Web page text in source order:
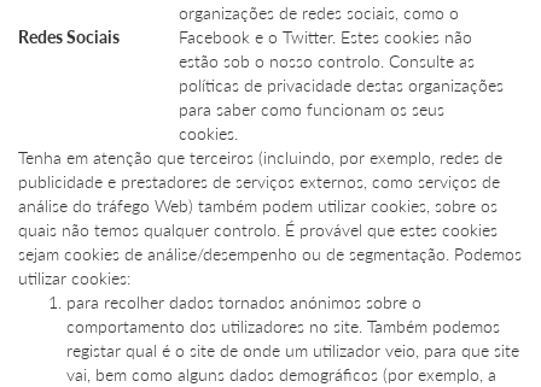
Redes Sociais
organizações de redes sociais, como o
Facebook e o Twitter. Estes cookies não
estão sob o nosso controlo. Consulte as
políticas de privacidade destas organizações
para saber como funcionam os seus
cookies.
Tenha em atenção que terceiros (incluindo, por exemplo, redes de
publicidade e prestadores de serviços externos, como serviços de
análise do tráfego Web) também podem utilizar cookies, sobre os
quais não temos qualquer controlo. É provável que estes cookies
sejam cookies de análise/desempenho ou de segmentação. Podemos
utilizar cookies:
para recolher dados tornados anónimos sobre o
comportamento dos utilizadores no site. Também podemos
registar qual é o site de onde um utilizador veio, para que site
vai, bem como alguns dados demográficos (por exemplo, a